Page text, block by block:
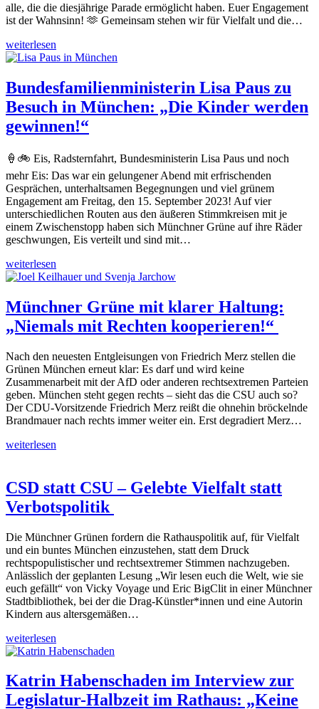
alle, die die diesjährige Parade ermöglicht haben. Euer Engagement
ist der Wahnsinn! 🫶 Gemeinsam stehen wir für Vielfalt und die…
weiterlesen
Bundesfamilienministerin Lisa Paus zu
Besuch in München: „Die Kinder werden
gewinnen!“
🍦🚲 Eis, Radsternfahrt, Bundesministerin Lisa Paus und noch
mehr Eis: Das war ein gelungener Abend mit erfrischenden
Gesprächen, unterhaltsamen Begegnungen und viel grünem
Engagement am Freitag, den 15. September 2023! Auf vier
unterschiedlichen Routen aus den äußeren Stimmkreisen mit je
einem Zwischenstopp haben sich Münchner Grüne auf ihre Räder
geschwungen, Eis verteilt und sind mit…
weiterlesen
Münchner Grüne mit klarer Haltung:
„Niemals mit Rechten kooperieren!“
Nach den neuesten Entgleisungen von Friedrich Merz stellen die
Grünen München erneut klar: Es darf und wird keine
Zusammenarbeit mit der AfD oder anderen rechtsextremen Parteien
geben. München steht gegen rechts – sieht das die CSU auch so?
Der CDU-Vorsitzende Friedrich Merz reißt die ohnehin bröckelnde
Brandmauer nach rechts immer weiter ein. Erst degradiert Merz…
weiterlesen
CSD statt CSU – Gelebte Vielfalt statt
Verbotspolitik
Die Münchner Grünen fordern die Rathauspolitik auf, für Vielfalt
und ein buntes München einzustehen, statt dem Druck
rechtspopulistischer und rechtsextremer Stimmen nachzugeben.
Anlässlich der geplanten Lesung „Wir lesen euch die Welt, wie sie
euch gefällt“ von Vicky Voyage und Eric BigClit in einer Münchner
Stadtbibliothek, bei der die Drag-Künstler*innen und eine Autorin
Kindern aus altersgemäßen…
weiterlesen
Katrin Habenschaden im Interview zur
Legislatur-Halbzeit im Rathaus: „Keine